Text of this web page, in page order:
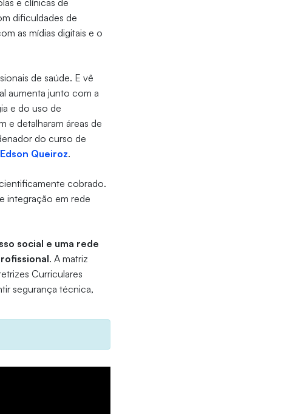
e clínicas de
dificuldades de
as mídias digitais e o
de saúde. E vê
aumenta junto com a
e do uso de
e detalharam áreas de
do curso de
Queiroz.
cobrado.
integração em rede
social e uma rede
. A matriz
Curriculares
segurança técnica,